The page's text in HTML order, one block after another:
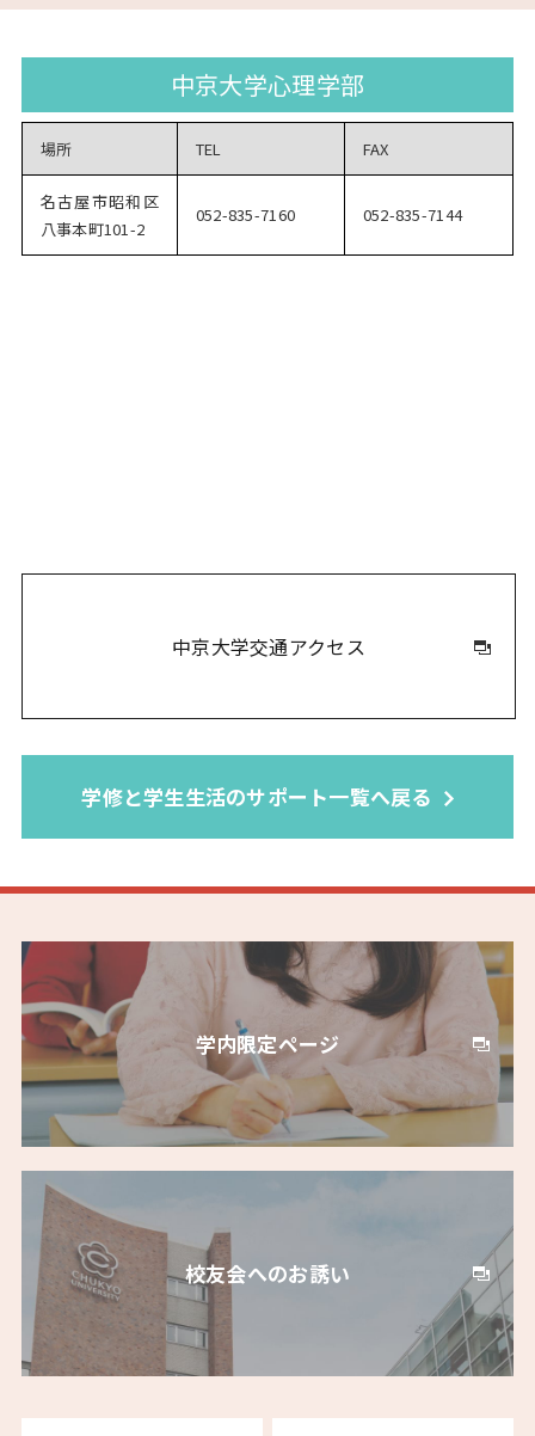
中京大学心理学部
場所 TEL FAX
名古屋市昭和区
八事本町101-2
052-835-7160 052-835-7144
中京大学交通アクセス
学修と学生生活のサポート一覧へ戻る
学内限定ページ
校友会へのお誘い